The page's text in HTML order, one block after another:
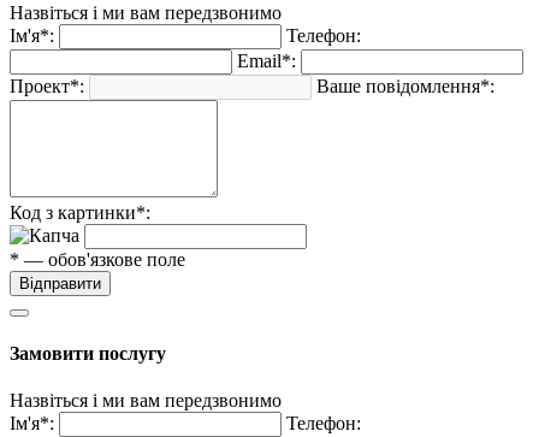
Назвіться і ми вам передзвонимо
Ім'я*:
Телефон:
Email*:
Проект*:
Ваше повідомлення*:
Код з картинки*:
* — обов'язкове поле
Відправити
Замовити послугу
Назвіться і ми вам передзвонимо
Ім'я*:
Телефон: